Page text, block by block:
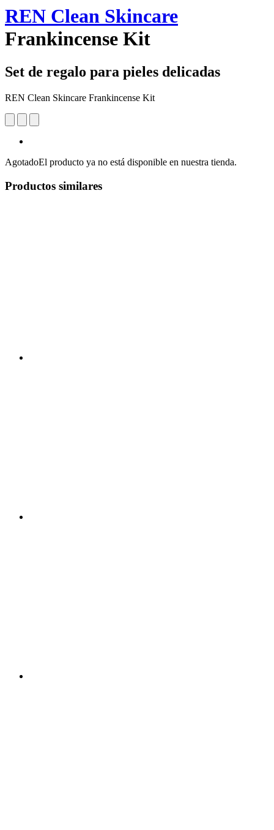
REN Clean Skincare
Frankincense Kit
Set de regalo para pieles delicadas
REN Clean Skincare Frankincense Kit
AgotadoEl producto ya no está disponible en nuestra tienda.
Productos similares